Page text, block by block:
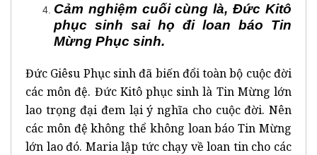
Cảm nghiệm cuối cùng là, Đức Kitô
phục sinh sai họ đi loan báo Tin
Mừng Phục sinh.
Đức Giêsu Phục sinh đã biến đổi toàn bộ cuộc đời
các môn đệ. Đức Kitô phục sinh là Tin Mừng lớn
lao trọng đại đem lại ý nghĩa cho cuộc đời. Nên
các môn đệ không thể không loan báo Tin Mừng
lớn lao đó. Maria lập tức chạy về loan tin cho các